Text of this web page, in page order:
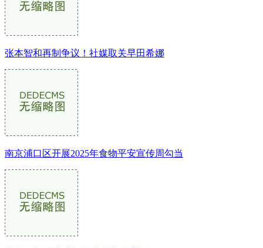
张本智和再制争议！社媒取关早田希娜
南京浦口区开展2025年食物平安宣传周勾当